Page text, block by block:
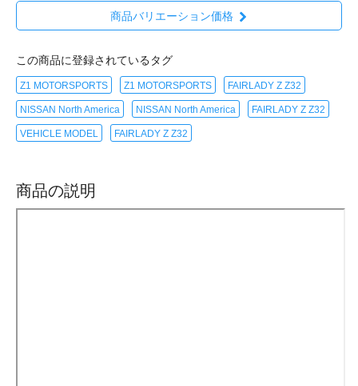
商品バリエーション価格
この商品に登録されているタグ
Z1 MOTORSPORTS Z1 MOTORSPORTS FAIRLADY Z Z32
NISSAN North America NISSAN North America FAIRLADY Z Z32
VEHICLE MODEL FAIRLADY Z Z32
商品の説明